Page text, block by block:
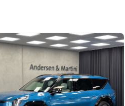
prisklasser.